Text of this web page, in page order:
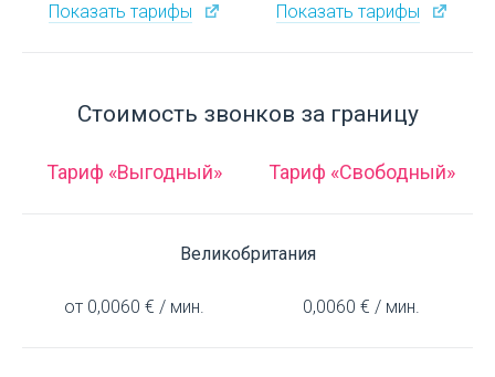
Показать тарифы Показать тарифы
Стоимость звонков за границу
Тариф «Выгодный» Тариф «Свободный»
Великобритания
от 0,0060 € / мин. 0,0060 € / мин.